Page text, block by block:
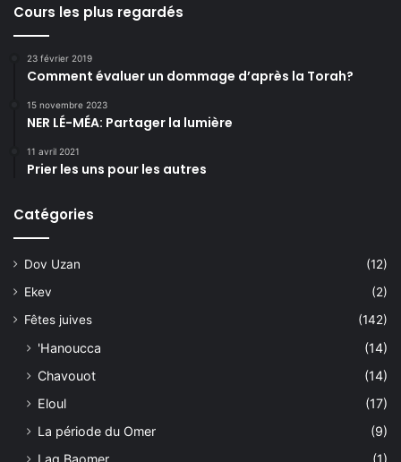
Cours les plus regardés
23 février 2019
Comment évaluer un dommage d’après la Torah?
15 novembre 2023
NER LÉ-MÉA: Partager la lumière
11 avril 2021
Prier les uns pour les autres
Catégories
Dov Uzan
(12)
Ekev
(2)
Fêtes juives
(142)
'Hanoucca
(14)
Chavouot
(14)
Eloul
(17)
La période du Omer
(9)
Lag Baomer
(1)